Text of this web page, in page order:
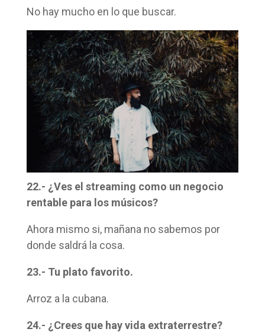
No hay mucho en lo que buscar.
22.- ¿Ves el streaming como un negocio
rentable para los músicos?
Ahora mismo si, mañana no sabemos por
donde saldrá la cosa.
23.- Tu plato favorito.
Arroz a la cubana.
24.- ¿Crees que hay vida extraterrestre?